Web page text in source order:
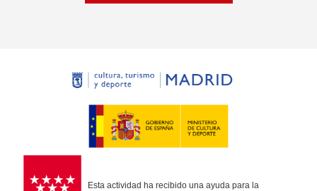
Esta actividad ha recibido una ayuda para la